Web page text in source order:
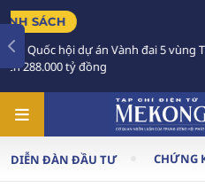
Tổng Bí thư,
DIỄN ĐÀN ĐẦU TƯ CHỨNG